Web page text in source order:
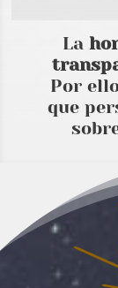
La
Por
que